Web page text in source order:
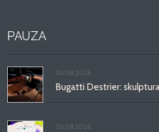
PAUZA
06.08.2026.
Bugatti Destrier:
06.08.2026.